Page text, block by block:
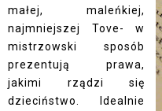
małej, maleńkiej,
najmniejszej Tove- w
mistrzowski sposób
prezentują prawa,
jakimi rządzi się
dzieciństwo. Idealnie